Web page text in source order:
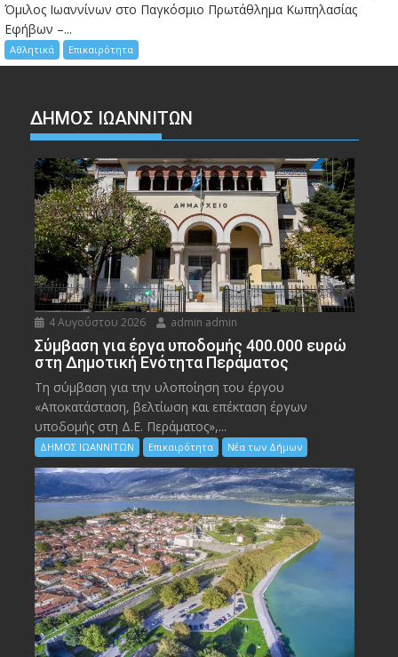
Όμιλος Ιωαννίνων στο Παγκόσμιο Πρωτάθλημα Κωπηλασίας
Εφήβων –...
Αθλητικά Επικαιρότητα
ΔΗΜΟΣ ΙΩΑΝΝΙΤΩΝ
4 Αυγούστου 2026 admin admin
Σύμβαση για έργα υποδομής 400.000 ευρώ
στη Δημοτική Ενότητα Περάματος
Τη σύμβαση για την υλοποίηση του έργου
«Αποκατάσταση, βελτίωση και επέκταση έργων
υποδομής στη Δ.Ε. Περάματος»,...
ΔΗΜΟΣ ΙΩΑΝΝΙΤΩΝ Επικαιρότητα Νέα των Δήμων